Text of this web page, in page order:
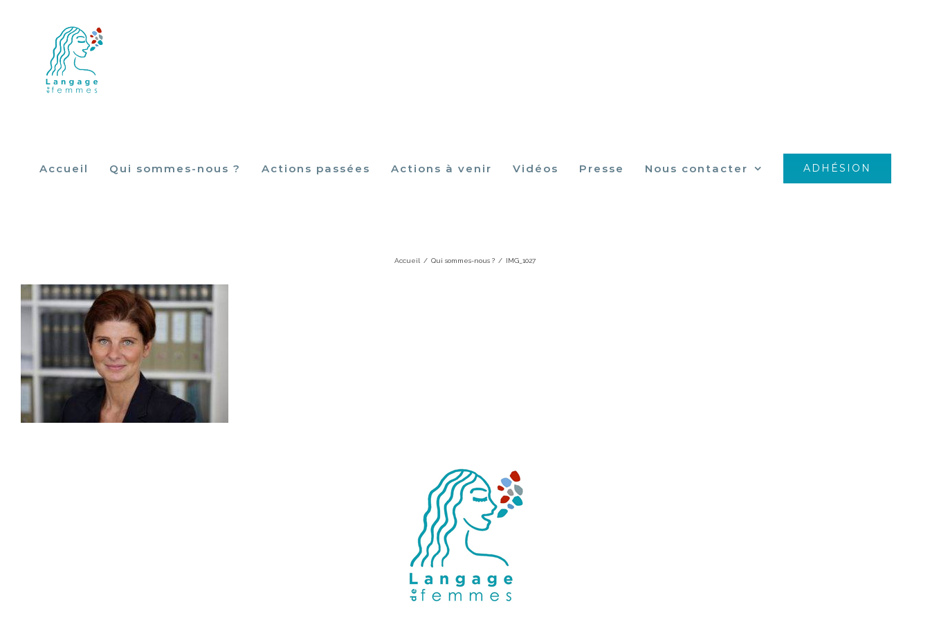
Accueil Qui sommes-nous ? Actions passées Actions à venir Vidéos Presse Nous contacter ADHÉSION
Accueil / Qui sommes-nous ? / IMG_1027